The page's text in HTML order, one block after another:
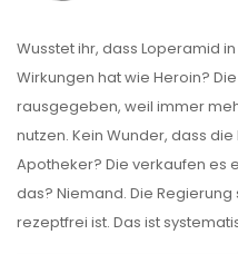
Wusstet ihr, dass Loperamid
Wirkungen hat wie Heroin?
rausgegeben, weil immer
nutzen. Kein Wunder, dass
Apotheker? Die verkaufen es
das? Niemand. Die
rezeptfrei ist. Das ist